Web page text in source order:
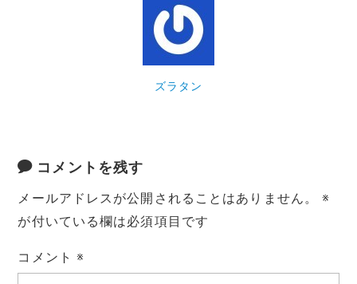
ズラタン
コメントを残す
メールアドレスが公開されることはありません。
※
が付いている欄は必須項目です
コメント※